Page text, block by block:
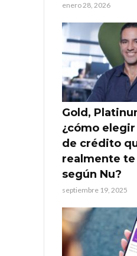
enero 28, 2026
Gold,
¿cómo
de crédito
realmente
según Nu?
septiembre 19, 2025